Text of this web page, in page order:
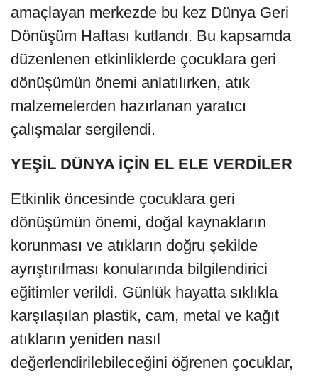
amaçlayan merkezde bu kez Dünya Geri
Dönüşüm Haftası kutlandı. Bu kapsamda
düzenlenen etkinliklerde çocuklara geri
dönüşümün önemi anlatılırken, atık
malzemelerden hazırlanan yaratıcı
çalışmalar sergilendi.
YEŞİL DÜNYA İÇİN EL ELE VERDİLER
Etkinlik öncesinde çocuklara geri
dönüşümün önemi, doğal kaynakların
korunması ve atıkların doğru şekilde
ayrıştırılması konularında bilgilendirici
eğitimler verildi. Günlük hayatta sıklıkla
karşılaşılan plastik, cam, metal ve kağıt
atıkların yeniden nasıl
değerlendirilebileceğini öğrenen çocuklar,